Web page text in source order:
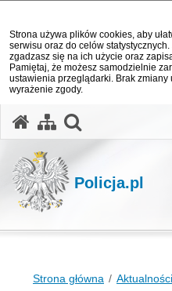
Strona używa plików cookies, aby
serwisu oraz do celów
zgadzasz się na ich użycie oraz
Pamiętaj, że możesz samodzielnie
ustawienia przeglądarki. Brak
wyrażenie zgody.
Policja.pl
Strona główna Aktualności